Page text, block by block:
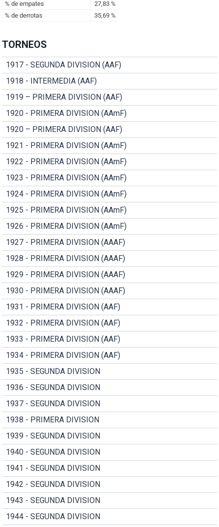
TORNEOS
1917 - SEGUNDA DIVISION (AAF)
1918 - INTERMEDIA (AAF)
1919 – PRIMERA DIVISION (AAF)
1920 - PRIMERA DIVISION (AAmF)
1920 – PRIMERA DIVISION (AAF)
1921 - PRIMERA DIVISION (AAmF)
1922 - PRIMERA DIVISION (AAmF)
1923 - PRIMERA DIVISION (AAmF)
1924 - PRIMERA DIVISION (AAmF)
1925 - PRIMERA DIVISION (AAmF)
1926 - PRIMERA DIVISION (AAmF)
1927 - PRIMERA DIVISION (AAAF)
1928 - PRIMERA DIVISION (AAAF)
1929 - PRIMERA DIVISION (AAAF)
1930 - PRIMERA DIVISION (AAAF)
1931 - PRIMERA DIVISION (AAF)
1932 - PRIMERA DIVISION (AAF)
1933 - PRIMERA DIVISION (AAF)
1934 - PRIMERA DIVISION (AAF)
1935 - SEGUNDA DIVISION
1936 - SEGUNDA DIVISION
1937 - SEGUNDA DIVISION
1938 - PRIMERA DIVISION
1939 - SEGUNDA DIVISION
1940 - SEGUNDA DIVISION
1941 - SEGUNDA DIVISION
1942 - SEGUNDA DIVISION
1943 - SEGUNDA DIVISION
1944 - SEGUNDA DIVISION